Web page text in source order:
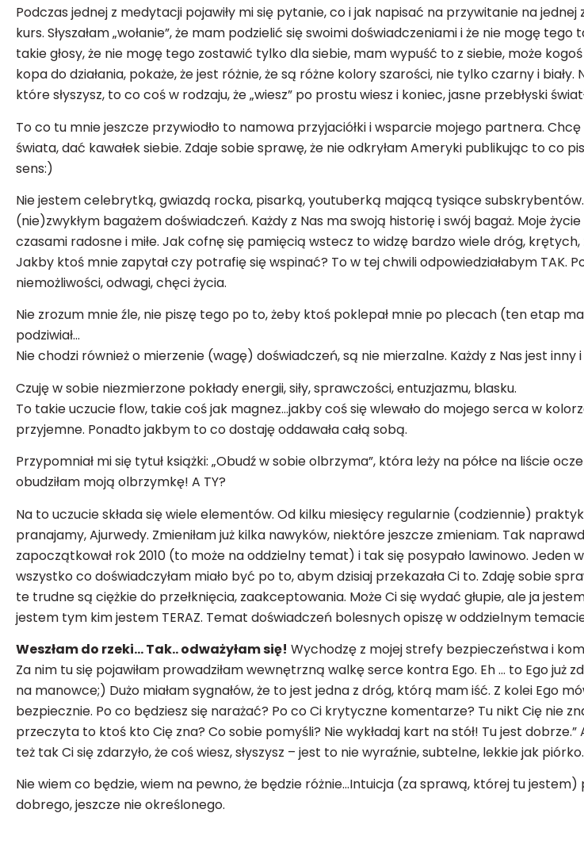
Podczas jednej z medytacji pojawiły mi się pytanie, co i jak napisać na przywitanie na jednej
kurs. Słyszałam „wołanie”, że mam podzielić się swoimi doświadczeniami i że nie mogę
takie głosy, że nie mogę tego zostawić tylko dla siebie, mam wypuść to z siebie, może
kopa do działania, pokaże, że jest różnie, że są różne kolory szarości, nie tylko czarny i biały.
które słyszysz, to co coś w rodzaju, że „wiesz” po prostu wiesz i koniec, jasne przebłyski
To co tu mnie jeszcze przywiodło to namowa przyjaciółki i wsparcie mojego partnera.
świata, dać kawałek siebie. Zdaje sobie sprawę, że nie odkryłam Ameryki publikując to co
sens:)
Nie jestem celebrytką, gwiazdą rocka, pisarką, youtuberką mającą tysiące
(nie)zwykłym bagażem doświadczeń. Każdy z Nas ma swoją historię i swój bagaż. Moje
czasami radosne i miłe. Jak cofnę się pamięcią wstecz to widzę bardzo wiele dróg,
Jakby ktoś mnie zapytał czy potrafię się wspinać? To w tej chwili odpowiedziałabym TAK.
niemożliwości, odwagi, chęci życia.
Nie zrozum mnie źle, nie piszę tego po to, żeby ktoś poklepał mnie po plecach (ten etap
podziwiał…
Nie chodzi również o mierzenie (wagę) doświadczeń, są nie mierzalne. Każdy z Nas jest
Czuję w sobie niezmierzone pokłady energii, siły, sprawczości, entuzjazmu, blasku.
To takie uczucie flow, takie coś jak magnez…jakby coś się wlewało do mojego serca w
przyjemne. Ponadto jakbym to co dostaję oddawała całą sobą.
Przypomniał mi się tytuł książki: „Obudź w sobie olbrzyma”, która leży na półce na liście
obudziłam moją olbrzymkę! A TY?
Na to uczucie składa się wiele elementów. Od kilku miesięcy regularnie (codziennie)
pranajamy, Ajurwedy. Zmieniłam już kilka nawyków, niektóre jeszcze zmieniam. Tak
zapoczątkował rok 2010 (to może na oddzielny temat) i tak się posypało lawinowo. Jeden
wszystko co doświadczyłam miało być po to, abym dzisiaj przekazała Ci to. Zdaję sobie
te trudne są ciężkie do przełknięcia, zaakceptowania. Może Ci się wydać głupie, ale ja
jestem tym kim jestem TERAZ. Temat doświadczeń bolesnych opiszę w oddzielnym
Weszłam do rzeki… Tak.. odważyłam się! Wychodzę z mojej strefy bezpieczeństwa i
Za nim tu się pojawiłam prowadziłam wewnętrzną walkę serce kontra Ego. Eh … to Ego już
na manowce;) Dużo miałam sygnałów, że to jest jedna z dróg, którą mam iść. Z kolei Ego
bezpiecznie. Po co będziesz się narażać? Po co Ci krytyczne komentarze? Tu nikt Cię nie
przeczyta to ktoś kto Cię zna? Co sobie pomyśli? Nie wykładaj kart na stół! Tu jest dobrze.”
też tak Ci się zdarzyło, że coś wiesz, słyszysz – jest to nie wyraźnie, subtelne, lekkie jak
Nie wiem co będzie, wiem na pewno, że będzie różnie…Intuicja (za sprawą, której tu
dobrego, jeszcze nie określonego.